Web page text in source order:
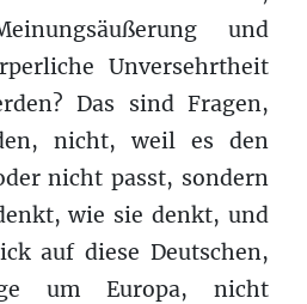
und
Unversehrtheit
Das sind Fragen,
nicht, weil es den
nicht passt, sondern
wie sie denkt, und
auf diese Deutschen,
um Europa, nicht